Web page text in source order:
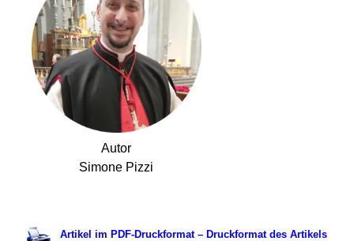
Autor
Simone Pizzi
Artikel im PDF-Druckformat – Druckformat des Artikels